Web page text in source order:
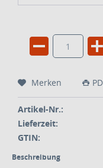
Merken
Artikel-Nr.:
Lieferzeit:
GTIN:
Beschreibung